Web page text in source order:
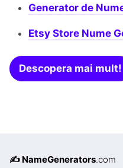
Generator de
Etsy Store Nume
Descopera mai mult!
✍️ NameGenerators.com